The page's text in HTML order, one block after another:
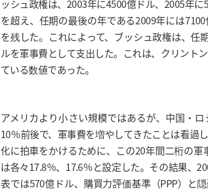
ッシュ政権は、2003年に4500億ドル、2005年
を超え、任期の最後の年である2009年には
を残した。これによって、ブッシュ政権は、任
ルを軍事費として支出した。これは、クリント
ている数値であった。
アメリカより小さい規模ではあるが、中国・
10％前後で、軍事費を増やしてきたことは看過
化に拍車をかけるために、この20年間二桁の
は各々17.8％、17.6％と設定した。その結果、
表では570億ドル、購買力評価基準（PPP）と